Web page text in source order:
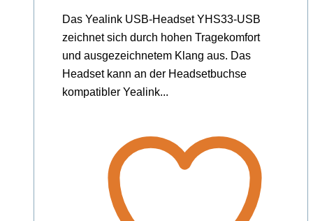
Das Yealink USB-Headset YHS33-USB
zeichnet sich durch hohen Tragekomfort
und ausgezeichnetem Klang aus. Das
Headset kann an der Headsetbuchse
kompatibler Yealink...